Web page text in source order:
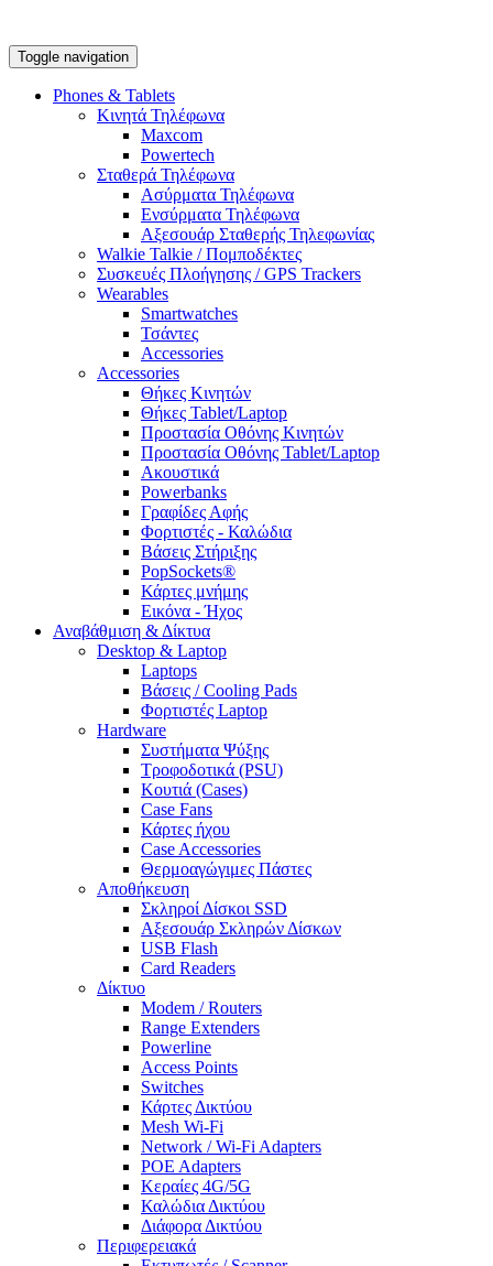
Toggle navigation
Phones & Tablets
Κινητά Τηλέφωνα
Maxcom
Powertech
Σταθερά Τηλέφωνα
Ασύρματα Τηλέφωνα
Ενσύρματα Τηλέφωνα
Αξεσουάρ Σταθερής Τηλεφωνίας
Walkie Talkie / Πομποδέκτες
Συσκευές Πλοήγησης / GPS Trackers
Wearables
Smartwatches
Τσάντες
Accessories
Accessories
Θήκες Κινητών
Θήκες Tablet/Laptop
Προστασία Οθόνης Κινητών
Προστασία Οθόνης Tablet/Laptop
Ακουστικά
Powerbanks
Γραφίδες Αφής
Φορτιστές - Καλώδια
Βάσεις Στήριξης
PopSockets®
Κάρτες μνήμης
Εικόνα - Ήχος
Αναβάθμιση & Δίκτυα
Desktop & Laptop
Laptops
Βάσεις / Cooling Pads
Φορτιστές Laptop
Hardware
Συστήματα Ψύξης
Τροφοδοτικά (PSU)
Κουτιά (Cases)
Case Fans
Κάρτες ήχου
Case Accessories
Θερμοαγώγιμες Πάστες
Αποθήκευση
Σκληροί Δίσκοι SSD
Αξεσουάρ Σκληρών Δίσκων
USB Flash
Card Readers
Δίκτυο
Modem / Routers
Range Extenders
Powerline
Access Points
Switches
Κάρτες Δικτύου
Mesh Wi-Fi
Network / Wi-Fi Adapters
POE Adapters
Κεραίες 4G/5G
Καλώδια Δικτύου
Διάφορα Δικτύου
Περιφερειακά